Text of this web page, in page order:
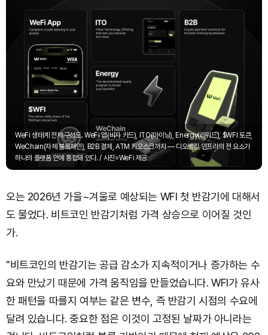
WeFi 생태계 전체 구성도. WeFi 앱(비자 카드), ITO(마이닝), Energy(리워드), $WFI 토큰,
WeChain(자체 블록체인), B2B 결제, ATM 키오스크까지 — 디오뱅킹 인프라의 전 요소가
하나의 플랫폼 안에 통합돼 있다. / 사진=WeFi 제공
오는 2026년 가을~겨울로 예상되는 WFI 첫 반감기에 대해서
도 물었다. 비트코인 반감기처럼 가격 상승으로 이어질 것인
가.
"비트코인의 반감기는 공급 감소가 지속적이거나 증가하는 수
요와 만났기 때문에 가격 움직임을 만들었습니다. WFI가 유사
한 패턴을 따를지 여부는 같은 변수, 즉 반감기 시점의 수요에
달려 있습니다. 중요한 점은 이것이 고정된 날짜가 아니라는